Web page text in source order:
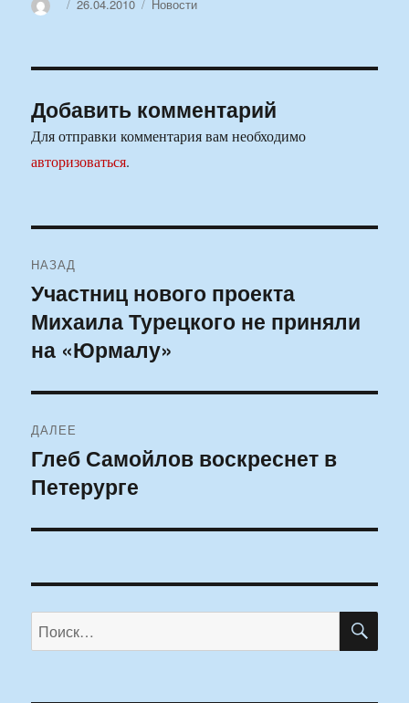
АвторОпубликовано
26.04.2010 Рубрики
Новости
Добавить комментарий
Для отправки комментария вам необходимо
авторизоваться.
по
записям
НАЗАД
Предыдущая
запись:
Участниц нового проекта
Михаила Турецкого не приняли
на «Юрмалу»
ДАЛЕЕ
Следующая
запись:
Глеб Самойлов воскреснет в
Петерурге
Искать: